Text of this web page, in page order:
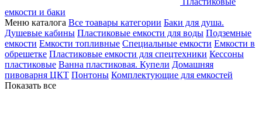
емкости и баки
Меню каталога Все тоавары категории Баки для душа.
Душевые кабины Пластиковые емкости для воды Подземные
емкости Емкости топливные Специальные емкости Емкости в
обрешетке Пластиковые емкости для спецтехники Кессоны
пластиковые Ванна пластиковая. Купели Домашняя
пивоварня ЦКТ Понтоны Комплектующие для емкостей
Показать все